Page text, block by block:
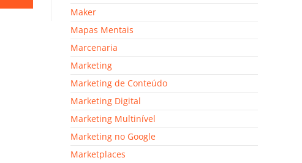
Maker
Mapas Mentais
Marcenaria
Marketing
Marketing de Conteúdo
Marketing Digital
Marketing Multinível
Marketing no Google
Marketplaces